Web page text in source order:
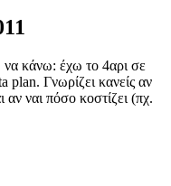
κάνω: έχω το 4αρι σε
Γνωρίζει κανείς αν
ναι πόσο κοστίζει (πχ.